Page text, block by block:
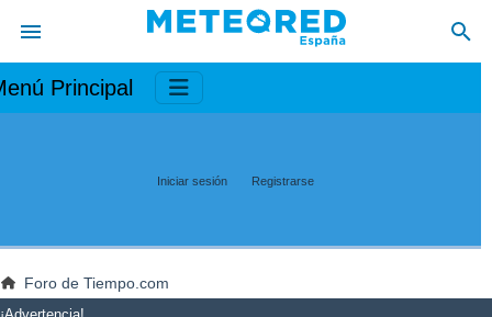
Principal
Iniciar sesión Registrarse
Foro de Tiempo.com